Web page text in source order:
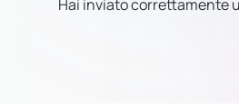
Hai inviato correttamente